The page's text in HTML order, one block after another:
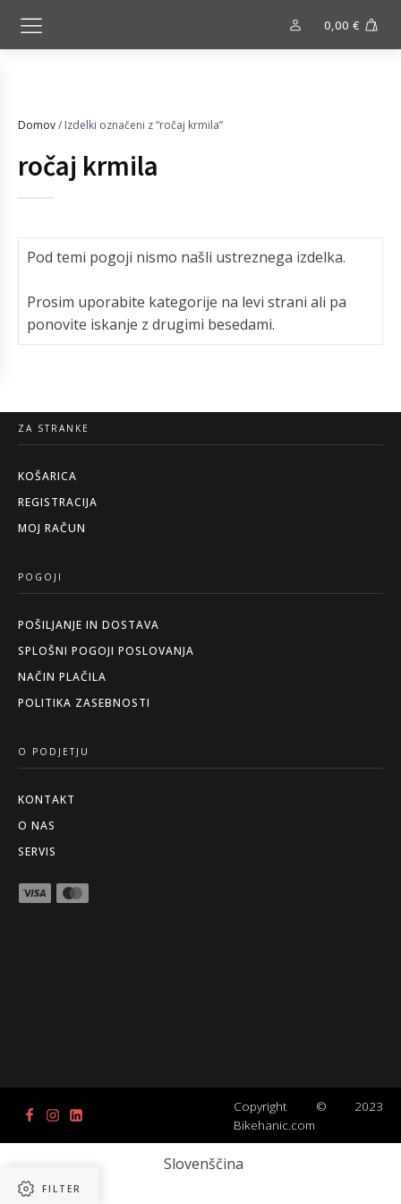
0,00 €
Domov/ Izdelki označeni z “ročaj krmila”
ročaj krmila
FILTER
Pod temi pogoji nismo našli ustreznega izdelka.
Prosim uporabite kategorije na levi strani ali pa
ponovite iskanje z drugimi besedami.
ZA STRANKE
KOŠARICA
REGISTRACIJA
MOJ RAČUN
POGOJI
POŠILJANJE IN DOSTAVA
SPLOŠNI POGOJI POSLOVANJA
NAČIN PLAČILA
POLITIKA ZASEBNOSTI
O PODJETJU
KONTAKT
O NAS
SERVIS
Copyright © 2023
Bikehanic.com
Slovenščina